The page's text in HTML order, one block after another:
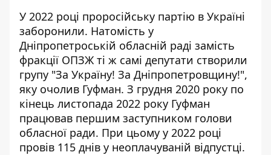
У 2022 році проросійську партію в Україні
заборонили. Натомість у
Дніпропетроській обласній раді замість
фракції ОПЗЖ ті ж самі депутати створили
групу "За Україну! За Дніпропетровщину!",
яку очолив Гуфман. З грудня 2020 року по
кінець листопада 2022 року Гуфман
працював першим заступником голови
обласної ради. При цьому у 2022 році
провів 115 днів у неоплачуваній відпустці.